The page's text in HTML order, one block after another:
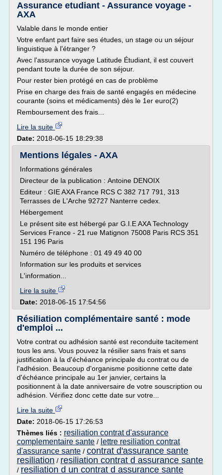
Assurance etudiant - Assurance voyage -
AXA
Valable dans le monde entier
Votre enfant part faire ses études, un stage ou un séjour
linguistique à l'étranger ?
Avec l'assurance voyage Latitude Étudiant, il est couvert
pendant toute la durée de son séjour.
Pour rester bien protégé en cas de problème
Prise en charge des frais de santé engagés en médecine
courante (soins et médicaments) dès le 1er euro(2)
Remboursement des frais...
Lire la suite
Date: 2018-06-15 18:29:38
Mentions légales - AXA
Informations générales
Directeur de la publication : Antoine DENOIX
Editeur : GIE AXA France RCS C 382 717 791, 313
Terrasses de L'Arche 92727 Nanterre cedex.
Hébergement
Le présent site est hébergé par G.I.E AXA Technology
Services France - 21 rue Matignon 75008 Paris RCS 351
151 196 Paris
Numéro de téléphone : 01 49 49 40 00
Information sur les produits et services
L'information...
Lire la suite
Date: 2018-06-15 17:54:56
Résiliation complémentaire santé : mode
d'emploi ...
Votre contrat ou adhésion santé est reconduite tacitement
tous les ans. Vous pouvez la résilier sans frais et sans
justification à la d'échéance principale du contrat ou de
l'adhésion. Beaucoup d'organisme positionne cette date
d'échéance principale au 1er janvier, certains la
positionnent à la date anniversaire de votre souscription ou
adhésion. Vérifiez donc cette date sur votre...
Lire la suite
Date: 2018-06-15 17:26:53
Thèmes liés : resiliation contrat d'assurance
complementaire sante / lettre resiliation contrat
d'assurance sante / contrat d'assurance sante
resiliation / resiliation contrat d assurance sante
/ resiliation d un contrat d assurance sante